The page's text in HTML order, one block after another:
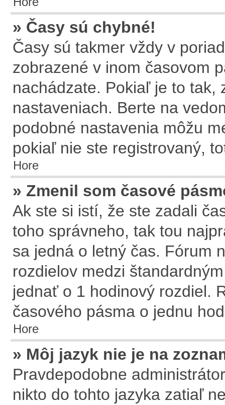
» Časy sú chybné!
Časy sú takmer vždy v
zobrazené v inom časovom
nachádzate. Pokiaľ je to tak,
nastaveniach. Berte na
podobné nastavenia môžu
pokiaľ nie ste registrovaný,
Hore
» Zmenil som časové
Ak ste si istí, že ste zadali
toho správneho, tak tou
sa jedná o letný čas. Fórum
rozdielov medzi
jednať o 1 hodinový rozdiel.
časového pásma o jednu
Hore
» Môj jazyk nie je na
Pravdepodobne
nikto do tohto jazyka zatiaľ